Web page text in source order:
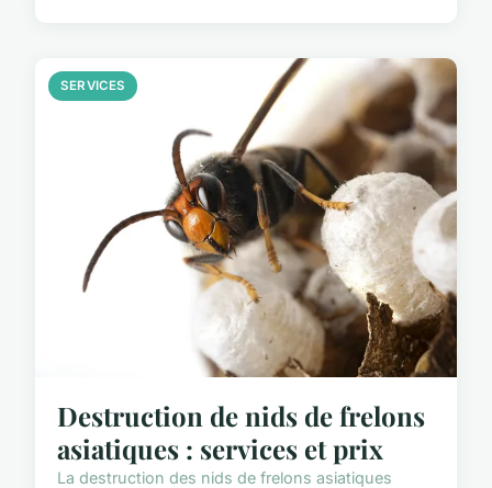
SERVICES
Destruction de nids de frelons
asiatiques : services et prix
La destruction des nids de frelons asiatiques